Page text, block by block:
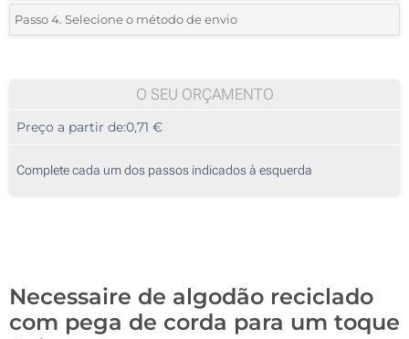
1 Cor (Num lado)
*Quantidade mínima:25
50
125
Passo 4. Selecione o método de envio
O SEU ORÇAMENTO
Preço a partir de:0,71 €
Complete cada um dos passos indicados à esquerda
Necessaire de algodão reciclado
com pega de corda para um toque